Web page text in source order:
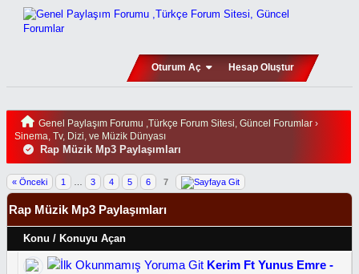
Oturum Aç Hesap Oluştur
Genel Paylaşım Forumu ,Türkçe Forum Sitesi, Güncel Forumlar ›
Sinema, Tv, Dizi, ve Müzik Dünyası
Rap Müzik Mp3 Paylaşımları
« Önceki 1 3 4 5 6 7
Rap Müzik Mp3 Paylaşımları
Konu / Konuyu Açan
Kerim Ft Yunus Emre -